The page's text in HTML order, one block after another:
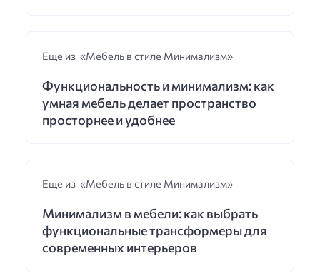
Еще из «Мебель в стиле Минимализм»
Функциональность и минимализм: как
умная мебель делает пространство
просторнее и удобнее
Еще из «Мебель в стиле Минимализм»
Минимализм в мебели: как выбрать
функциональные трансформеры для
современных интерьеров